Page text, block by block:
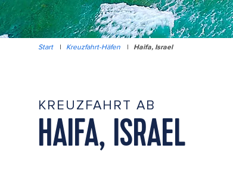
Start | Kreuzfahrt-Häfen | Haifa, Israel
KREUZFAHRT AB
HAIFA, ISRAEL